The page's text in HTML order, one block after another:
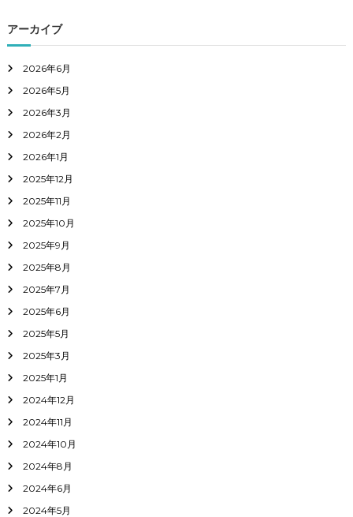
アーカイブ
2026年6月
2026年5月
2026年3月
2026年2月
2026年1月
2025年12月
2025年11月
2025年10月
2025年9月
2025年8月
2025年7月
2025年6月
2025年5月
2025年3月
2025年1月
2024年12月
2024年11月
2024年10月
2024年8月
2024年6月
2024年5月